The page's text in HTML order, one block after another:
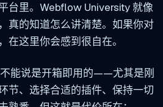
台里。Webflow University 就像
真的知道怎么讲清楚。如果你对
在这里你会感到很自在。
能说是开箱即用的——尤其是刚
节、选择合适的插件、保持一切